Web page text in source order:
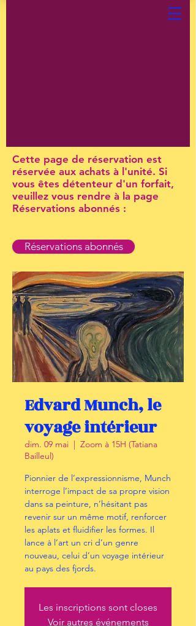
Cette page de réservation est
réservée aux achats à l'unité. Si
vous êtes détenteur d'un forfait,
veuillez vous rendre à la page
Réservations abonnés :
Réservations abonnés
Edvard Munch, le
voyage intérieur
dim. 09 mai
  |
Zoom à 15H (Tatiana
Bailleul)
Pionnier de l’expressionnisme, Munch
interroge l’impact de sa propre vision
dans sa peinture, n’hésitant pas
revenir sur un même motif, renforcer
les aplats et fluidifier les formes. Il
lance à l’art un cri d’un genre
nouveau, celui d’un voyage intérieur
au pays des fjords.
Les inscriptions sont closes
Voir autres événements